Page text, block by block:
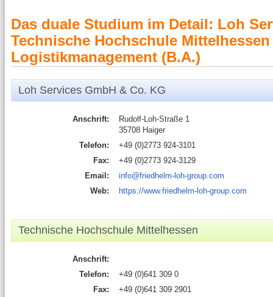
Das duale Studium im Detail: Loh
Technische Hochschule
Logistikmanagement (B.A.)
Loh Services GmbH & Co. KG
Anschrift:
Rudolf-Loh-Straße 1
35708 Haiger
Telefon:
+49 (0)2773 924-3101
Fax:
+49 (0)2773 924-3129
Email:
info@friedhelm-loh-group.com
Web:
https://www.friedhelm-loh-group.com
Technische Hochschule Mittelhessen
Anschrift:
Telefon:
+49 (0)641 309 0
Fax:
+49 (0)641 309 2901